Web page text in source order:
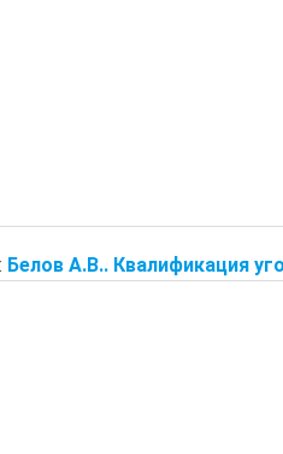
Белов А.В.. Квалификация